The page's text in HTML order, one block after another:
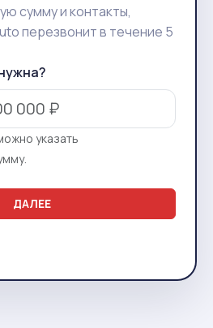
сумму и контакты,
перезвонит в течение 5
указать
ДАЛЕЕ